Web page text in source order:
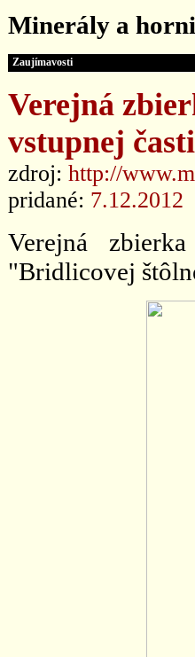
Minerály a
Zaujímavosti
Verejná
vstupnej
zdroj: http://
pridané: 7.12.2012
Verejná
"Bridlicovej